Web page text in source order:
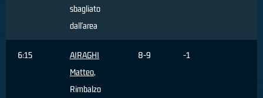
sbagliato
dall'area
6:15
AIRAGHI
Matteo,
Rimbalzo
8-9 -1